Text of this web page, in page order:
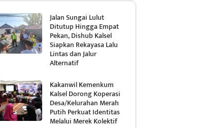
Jalan Sungai Lulut
Ditutup Hingga Empat
Pekan, Dishub Kalsel
Siapkan Rekayasa Lalu
Lintas dan Jalur
Alternatif
Kakanwil Kemenkum
Kalsel Dorong Koperasi
Desa/Kelurahan Merah
Putih Perkuat Identitas
Melalui Merek Kolektif